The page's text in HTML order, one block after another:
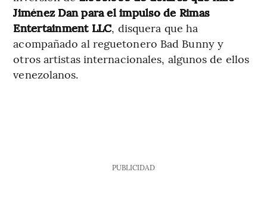
Jiménez Dan para el impulso de Rimas
Entertainment LLC, disquera que ha
acompañado al reguetonero Bad Bunny y
otros artistas internacionales, algunos de ellos
venezolanos.
PUBLICIDAD